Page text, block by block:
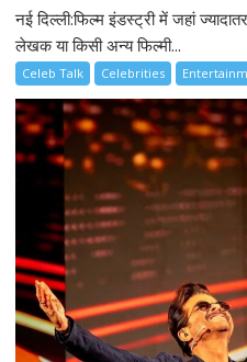
नई दिल्ली:फिल्म इंडस्ट्री में जहां
लेखक या किसी अन्य फिल्मी...
Celeb Talk Celebrities